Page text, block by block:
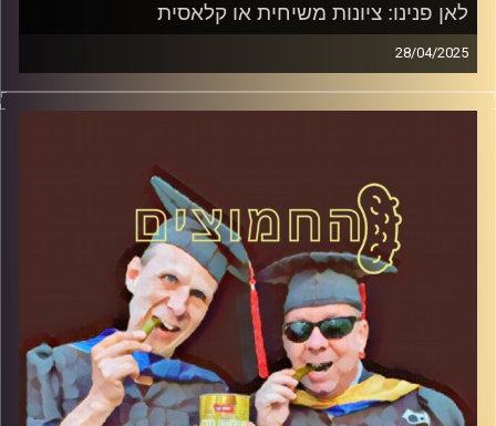
לאן פנינו: ציונות משיחית או קלאסית
28/04/2025
המערכת הפוליטית על ספת הפסיכולוג, עם פרופסור בועז בן-
דוד ופרופסור גלעד הירשברגר
קרדיט תמונות:AudioVersity